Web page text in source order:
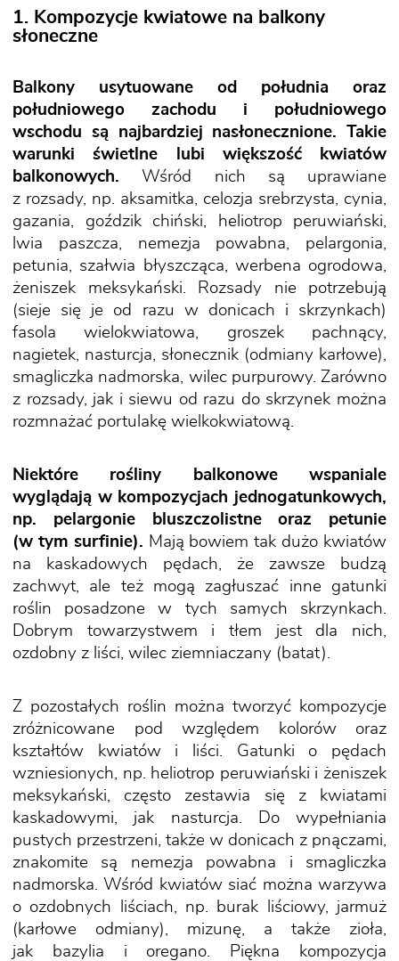
1. Kompozycje kwiatowe na balkony
słoneczne
Balkony usytuowane od południa oraz
południowego zachodu i południowego
wschodu są najbardziej nasłonecznione. Takie
warunki świetlne lubi większość kwiatów
balkonowych. Wśród nich są uprawiane
z rozsady, np. aksamitka, celozja srebrzysta, cynia,
gazania, goździk chiński, heliotrop peruwiański,
lwia paszcza, nemezja powabna, pelargonia,
petunia, szałwia błyszcząca, werbena ogrodowa,
żeniszek meksykański. Rozsady nie potrzebują
(sieje się je od razu w donicach i skrzynkach)
fasola wielokwiatowa, groszek pachnący,
nagietek, nasturcja, słonecznik (odmiany karłowe),
smagliczka nadmorska, wilec purpurowy. Zarówno
z rozsady, jak i siewu od razu do skrzynek można
rozmnażać portulakę wielkokwiatową.
Niektóre rośliny balkonowe wspaniale
wyglądają w kompozycjach jednogatunkowych,
np. pelargonie bluszczolistne oraz petunie
(w tym surfinie). Mają bowiem tak dużo kwiatów
na kaskadowych pędach, że zawsze budzą
zachwyt, ale też mogą zagłuszać inne gatunki
roślin posadzone w tych samych skrzynkach.
Dobrym towarzystwem i tłem jest dla nich,
ozdobny z liści, wilec ziemniaczany (batat).
Z pozostałych roślin można tworzyć kompozycje
zróżnicowane pod względem kolorów oraz
kształtów kwiatów i liści. Gatunki o pędach
wzniesionych, np. heliotrop peruwiański i żeniszek
meksykański, często zestawia się z kwiatami
kaskadowymi, jak nasturcja. Do wypełniania
pustych przestrzeni, także w donicach z pnączami,
znakomite są nemezja powabna i smagliczka
nadmorska. Wśród kwiatów siać można warzywa
o ozdobnych liściach, np. burak liściowy, jarmuż
(karłowe odmiany), mizunę, a także zioła,
jak bazylia i oregano. Piękna kompozycja